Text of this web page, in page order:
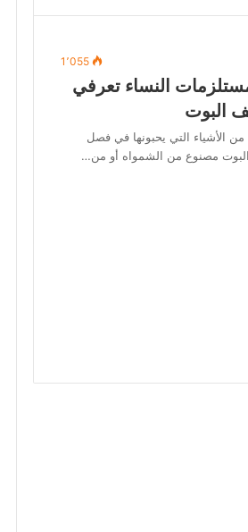
1٬055
النساء تعرفي
البوت
من الأشياء التي يحبونها في فصل
البوت مصنوع من الشمواه أو من…